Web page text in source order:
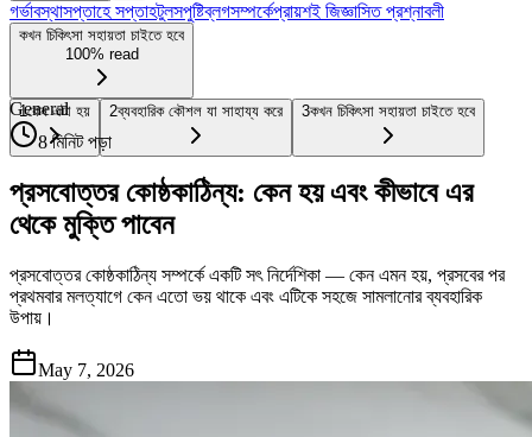
গর্ভাবস্থাসপ্তাহে সপ্তাহটুলসপুষ্টিব্লগসম্পর্কেপ্রায়শই জিজ্ঞাসিত প্রশ্নাবলী
কখন চিকিৎসা সহায়তা চাইতে হবে
100% read
1কেন এটা হয় 2ব্যবহারিক কৌশল যা সাহায্য করে 3কখন চিকিৎসা সহায়তা চাইতে হবে
General
8 মিনিট পড়া
প্রসবোত্তর কোষ্ঠকাঠিন্য: কেন হয় এবং কীভাবে এর
থেকে মুক্তি পাবেন
প্রসবোত্তর কোষ্ঠকাঠিন্য সম্পর্কে একটি সৎ নির্দেশিকা — কেন এমন হয়, প্রসবের পর
প্রথমবার মলত্যাগে কেন এতো ভয় থাকে এবং এটিকে সহজে সামলানোর ব্যবহারিক
উপায়।
May 7, 2026